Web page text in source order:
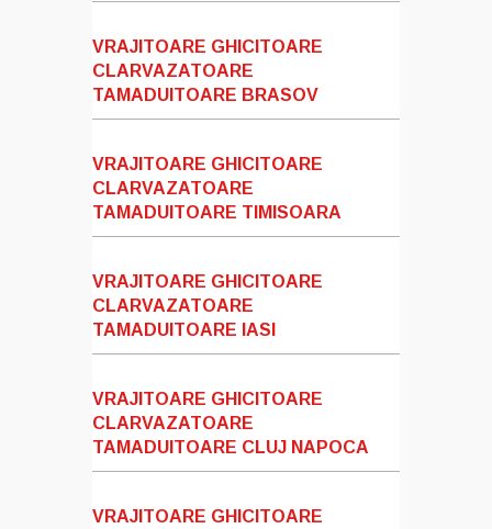
VRAJITOARE GHICITOARE
CLARVAZATOARE
TAMADUITOARE BRASOV
VRAJITOARE GHICITOARE
CLARVAZATOARE
TAMADUITOARE TIMISOARA
VRAJITOARE GHICITOARE
CLARVAZATOARE
TAMADUITOARE IASI
VRAJITOARE GHICITOARE
CLARVAZATOARE
TAMADUITOARE CLUJ NAPOCA
VRAJITOARE GHICITOARE